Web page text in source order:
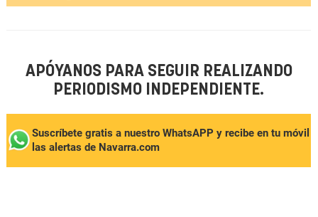
APÓYANOS PARA SEGUIR REALIZANDO
PERIODISMO INDEPENDIENTE.
Suscríbete gratis a nuestro WhatsAPP y recibe en tu móvil
las alertas de Navarra.com